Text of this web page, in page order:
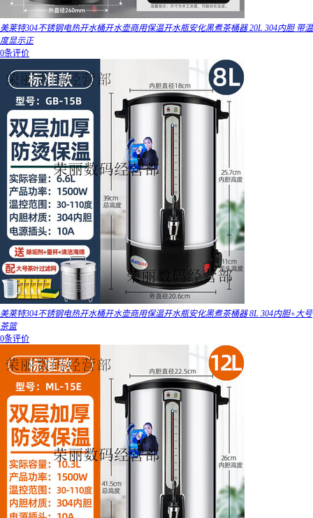
美莱特304不锈钢电热开水桶开水壶商用保温开水瓶安化黑煮茶桶器 20L 304内胆 带温
度显示正
0条评价
美莱特304不锈钢电热开水桶开水壶商用保温开水瓶安化黑煮茶桶器 8L 304内胆+大号
茶篮
0条评价